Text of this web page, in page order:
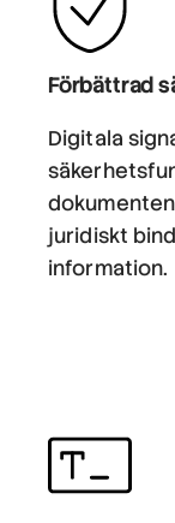
Förbättrad
Digitala
juridiskt
information.